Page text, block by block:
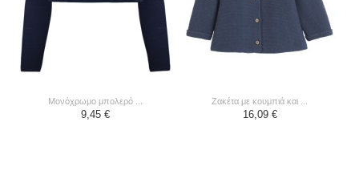
μονόχρωμο μπολερό ...
9,45 €
ζακέτα με κουμπιά και ...
16,09 €